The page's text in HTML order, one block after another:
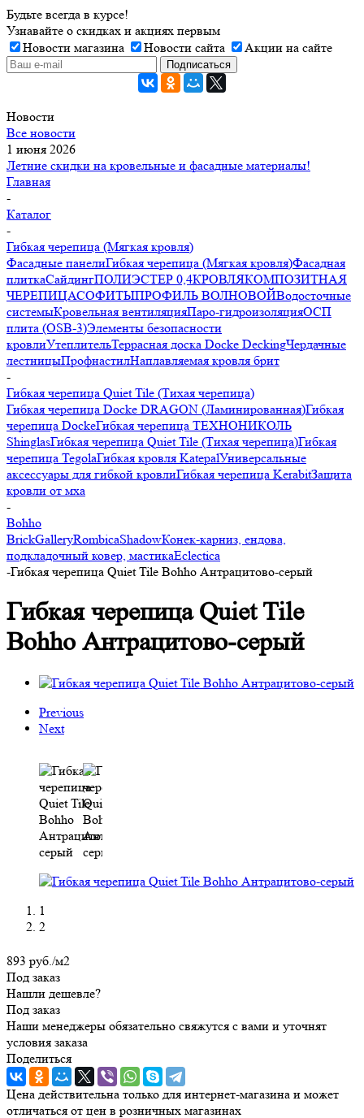
Будьте всегда в курсе!
Узнавайте о скидках и акциях первым
Новости магазина
Новости сайта Акции на сайте
Новости
Все новости
1 июня 2026
Летние скидки на кровельные и фасадные материалы!
Главная
-
Каталог
-
Гибкая черепица (Мягкая кровля)
Фасадные панелиГибкая черепица (Мягкая кровля)Фасадная
плиткаСайдингПОЛИЭСТЕР 0,4КРОВЛЯКОМПОЗИТНАЯ
ЧЕРЕПИЦАСОФИТЫПРОФИЛЬ ВОЛНОВОЙВодосточные
системыКровельная вентиляцияПаро-гидроизоляцияОСП
плита (OSB-3)Элементы безопасности
кровлиУтеплительТеррасная доска Docke DeckingЧердачные
лестницыПрофнастилНаплавляемая кровля брит
-
Гибкая черепица Quiet Tile (Тихая черепица)
Гибкая черепица Docke DRAGON (Ламинированная)Гибкая
черепица DockeГибкая черепица ТЕХНОНИКОЛЬ
ShinglasГибкая черепица Quiet Tile (Тихая черепица)Гибкая
черепица TegolaГибкая кровля KatepalУниверсальные
аксессуары для гибкой кровлиГибкая черепица KerabitЗащита
кровли от мха
-
Bohho
BrickGalleryRombicaShadowКонек-карниз, ендова,
подкладочный ковер, мастикаEclectica
-Гибкая черепица Quiet Tile Bohho Антрацитово-серый
Гибкая черепица Quiet Tile
Bohho Антрацитово-серый
Previous
Next
1
2
893 руб./м2
Под заказ
Нашли дешевле?
Под заказ
Наши менеджеры обязательно свяжутся с вами и уточнят
условия заказа
Поделиться
Цена действительна только для интернет-магазина и может
отличаться от цен в розничных магазинах